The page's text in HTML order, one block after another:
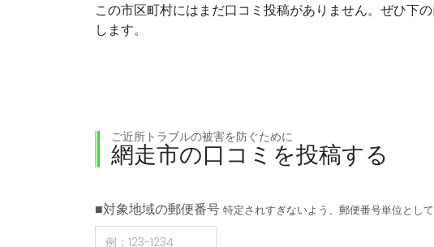
この市区町村にはまだ口コミ投稿がありません。ぜひ下
します。
ご近所トラブルの被害を防ぐために
網走市の口コミを投稿する
■対象地域の郵便番号 特定されすぎないよう、郵便番号単位とし